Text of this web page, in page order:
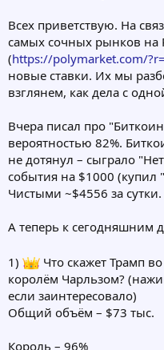
Всех приветствую. На
самых сочных рынков на
(https://polymarket.com/
новые ставки. Их мы
взглянем, как дела с
Вчера писал про
вероятностью 82%.
не дотянул – сыграло
события на $1000 (купил
Чистыми ~$4556 за
А теперь к сегодняшним
1)
Что скажет Трамп
королём Чарльзом?
если заинтересовало)
Общий объём – $73 тыс.
Король – 96%